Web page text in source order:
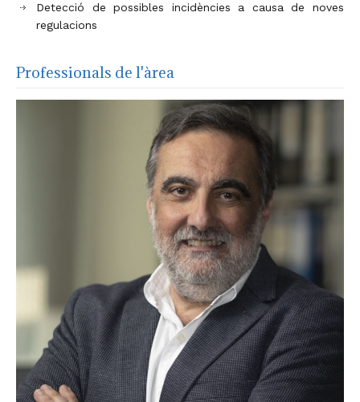
Detecció de possibles incidències a causa de noves
regulacions
Professionals de l'àrea